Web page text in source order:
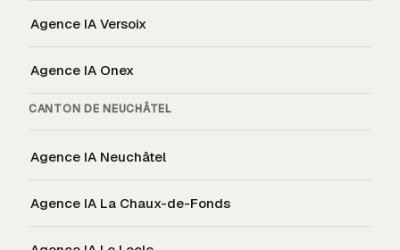
Agence IA Versoix
Agence IA Onex
CANTON DENEUCHÂTEL
Agence IA Neuchâtel
Agence IA La Chaux-de-Fonds